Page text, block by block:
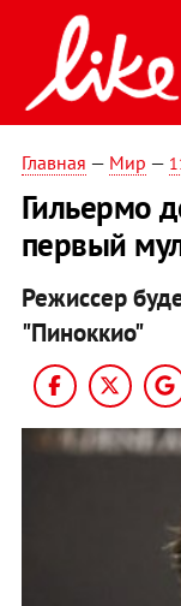
Главная — Мир —
Гильермо
первый
Режиссер
"Пиноккио"